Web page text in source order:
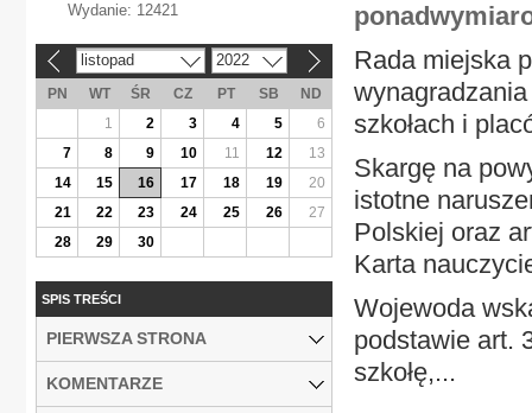
Rada miejska
szkołach i
Skargę na
istotne
Polskiej oraz
Karta
Wojewoda
podstawie art.
szkołę,...
Wydanie: 12421
listopad 2022
PN WT ŚR CZ PT SB
ND
1
2 3 4 5
6
7
8 9 10 11 12
13
14
15 16 17 18 19
20
21
22 23 24 25 26
27
28
29 30
SPIS TREŚCI
PIERWSZA STRONA
KOMENTARZE